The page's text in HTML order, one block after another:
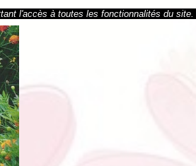
l'accès à toutes les fonctionnalités du site.